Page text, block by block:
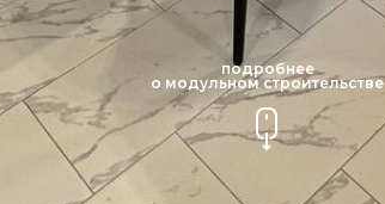
подробнее
о модульном строительстве